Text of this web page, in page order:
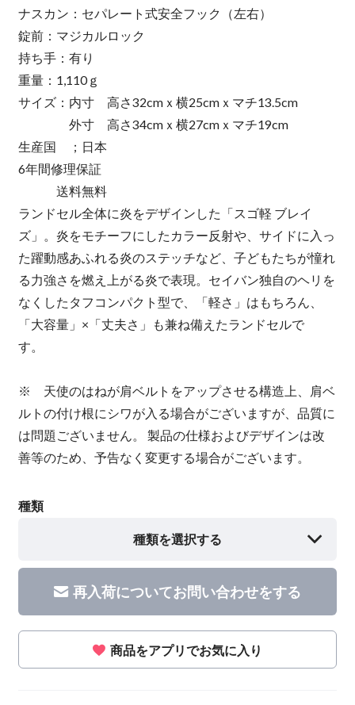
ナスカン：セパレート式安全フック（左右）
錠前：マジカルロック
持ち手：有り
重量：1,110ｇ
サイズ：内寸 高さ32cmｘ横25cmｘマチ13.5cm
外寸 高さ34cmｘ横27cmｘマチ19cm
生産国 ；日本
6年間修理保証
送料無料
ランドセル全体に炎をデザインした「スゴ軽 ブレイ
ズ」。炎をモチーフにしたカラー反射や、サイドに入っ
た躍動感あふれる炎のステッチなど、子どもたちが憧れ
る力強さを燃え上がる炎で表現。セイバン独自のヘリを
なくしたタフコンパクト型で、「軽さ」はもちろん、
「大容量」×「丈夫さ」も兼ね備えたランドセルで
す。
※ 天使のはねが肩ベルトをアップさせる構造上、肩ベ
ルトの付け根にシワが入る場合がございますが、品質に
は問題ございません。 製品の仕様およびデザインは改
善等のため、予告なく変更する場合がございます。
種類
種類を選択する
再入荷についてお問い合わせをする
商品をアプリでお気に入り